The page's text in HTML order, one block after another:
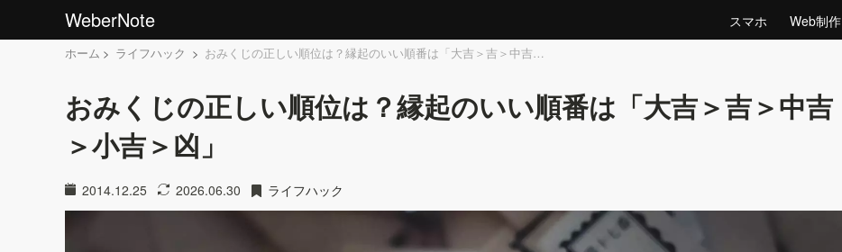
WeberNote スマホ Web制作
ホーム ライフハック おみくじの正しい順位は？縁起のいい順番は「大吉＞吉＞中吉…
おみくじの正しい順位は？縁起のいい順番は「大吉＞吉＞中吉
＞小吉＞凶」
2014.12.25 2026.06.30 ライフハック